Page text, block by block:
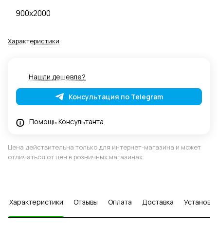
900x2000
Характеристики
Нашли дешевле?
Консультация по Telegram
Помощь Консультанта
Цена действительна только для интернет-магазина и может
отличаться от цен в розничных магазинах
Характеристики Отзывы Оплата Доставка Установка